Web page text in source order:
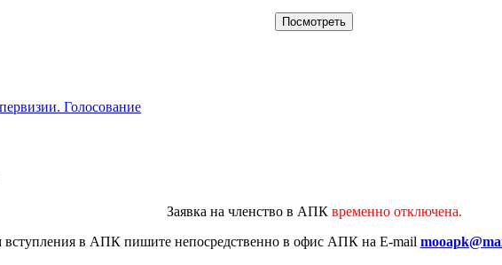
Голосование
Заявка на членство в АПК временно отключена.
вступления в АПК пишите непосредственно в офис АПК на E-mail